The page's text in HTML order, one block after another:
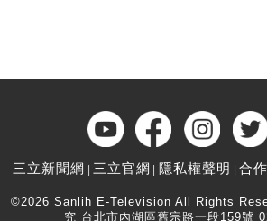
三立新聞網 三立官網 隱私權聲明 合
©2026 Sanlih E-Television All Rights
究 台北市內湖區舊宗路一段159號